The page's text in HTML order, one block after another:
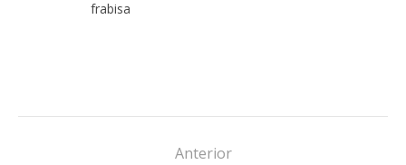
frabisa
Anterior